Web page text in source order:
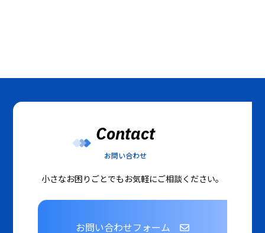
Contact
お問い合わせ
小さなお困りごとでもお気軽にご相談ください。
お問い合わせフォーム